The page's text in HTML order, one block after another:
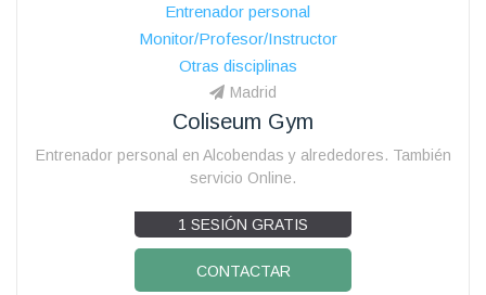
Entrenador personal
Monitor/Profesor/Instructor
Otras disciplinas
Madrid
Coliseum Gym
Entrenador personal en Alcobendas y alrededores. También
servicio Online.
1 SESIÓN GRATIS
CONTACTAR